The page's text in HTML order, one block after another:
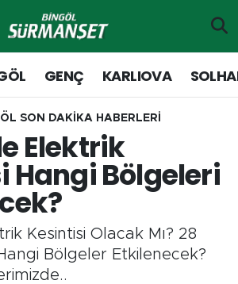
GENÇ KARLIOVA
SON DAKİKA HABERLERİ
Elektrik
Hangi Bölgeleri
Kesintisi Olacak Mı? 28
Bölgeler Etkilenecek?
Durumu
Yoğunluk Haritası
Durumu ve Fikstür
Haberleri